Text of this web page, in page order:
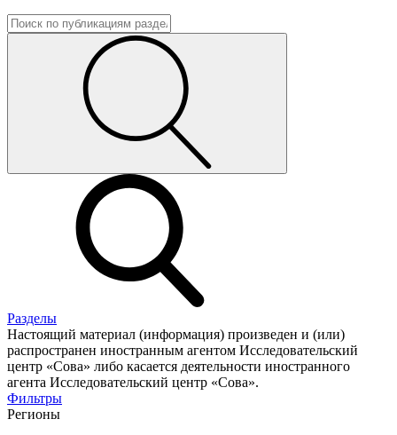
Разделы
Настоящий материал (информация) произведен и (или)
распространен иностранным агентом Исследовательский
центр «Сова» либо касается деятельности иностранного
агента Исследовательский центр «Сова».
Фильтры
Регионы